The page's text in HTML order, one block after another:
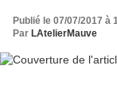
Publié le 07/07/2017 à
Par LAtelierMauve